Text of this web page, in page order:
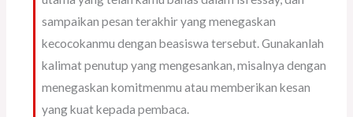
sampaikan pesan terakhir yang menegaskan
kecocokanmu dengan beasiswa tersebut. Gunakanlah
kalimat penutup yang mengesankan, misalnya dengan
menegaskan komitmenmu atau memberikan kesan
yang kuat kepada pembaca.